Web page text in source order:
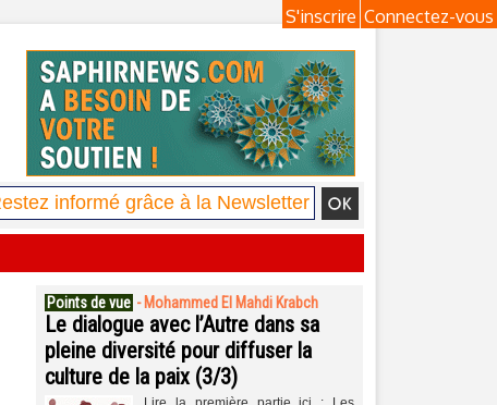
Connectez-vous
S'inscrire
Points de vue - Mohammed El Mahdi Krabch
Le dialogue avec l’Autre dans sa
pleine diversité pour diffuser la
culture de la paix (3/3)